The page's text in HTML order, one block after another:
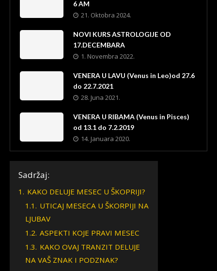
6 AM
21. Oktobra 2024.
NOVI KURS ASTROLOGIJE OD
17.DECEMBARA
1. Novembra 2022.
VENERA U LAVU (Venus in Leo)od 27.6
do 22.7.2021
28. Juna 2021.
VENERA U RIBAMA (Venus in Pisces)
od 13.1 do 7.2.2019
14. Januara 2020.
Sadržaj:
1. KAKO DELUJE MESEC U ŠKOPRIJI?
1.1. UTICAJ MESECA U ŠKORPIJI NA
LJUBAV
1.2. ASPEKTI KOJE PRAVI MESEC
1.3. KAKO OVAJ TRANZIT DELUJE
NA VAŠ ZNAK I PODZNAK?